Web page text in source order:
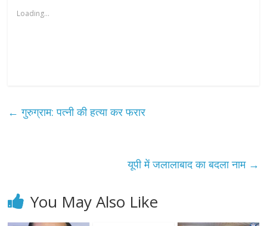
Loading...
← गुरुग्राम: पत्नी की हत्या कर फरार
यूपी में जलालाबाद का बदला नाम →
You May Also Like